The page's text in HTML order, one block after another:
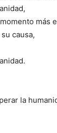
más
causa,
la